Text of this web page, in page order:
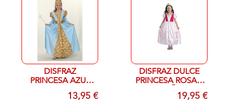
DISFRAZ
PRINCESA AZUL
AÑOS13,95 €
DISFRAZ DULCE
PRINCESA ROSA T
7-9 AÑOS19,95 €